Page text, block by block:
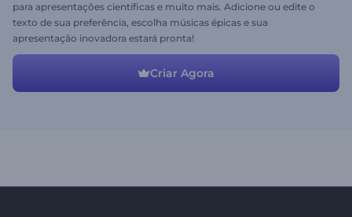
para apresentações científicas e muito mais. Adicione ou edite o
texto de sua preferência, escolha músicas épicas e sua
apresentação inovadora estará pronta!
Criar Agora